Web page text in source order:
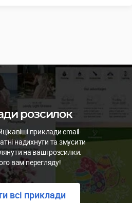
розсилок
приклади email-
надихнути та змусити
на ваші розсилки.
вам перегляду!
всі приклади